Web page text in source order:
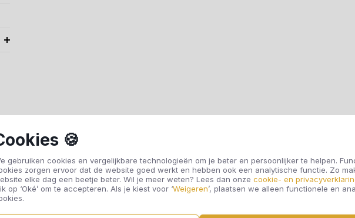
🍪
gebruiken cookies en vergelijkbare technologieën om je beter en persoonlijker te helpen.
zorgen ervoor dat de website goed werkt en hebben ook een analytische functie. Zo
elke dag een beetje beter. Wil je meer weten? Lees dan onze cookie- en
op ‘Oké’ om te accepteren. Als je kiest voor ‘Weigeren’, plaatsen we alleen functionele en